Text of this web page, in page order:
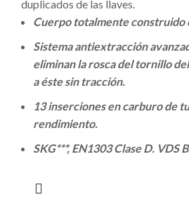
duplicados de las llaves.
Cuerpo totalmente construido
Sistema antiextracción
eliminan la rosca del tornillo
a éste sin tracción.
13 inserciones en carburo de
rendimiento.
SKG***, EN1303 Clase D. VDS